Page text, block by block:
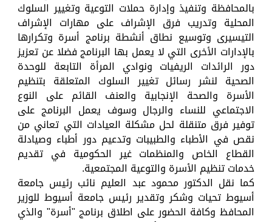
بالمحافظة وتنفيذ وإدارة حملات التوعية وتغيير السلوك
المحلية وتدريب فرق الإشراف على مهارات الإشراف
التيسيرى وتوسيع نطاق أنشطة برنامج أسرة وتكرارها
بالإدارات الأخرى التي لا يعمل بها البرنامج فضلا عن تعزيز
دور الرائدات الريفيات ونوادي المرأة التابعة للوحدة
الصحية لنشر رسائل تغيير السلوك المتعلقة بتنظيم
الأسرة والصحة الإنجابية والعنف القائم على النوع
الاجتماعي للنساء والرجال وسوف يعمل البرنامج على
توفير فرق متنقلة لحل مشكلة العيادات التي تعاني من
نقص في الأطباء والطبيبات وتدعيم دور أطباء وصيادلة
القطاع الخاص والمنظمات غير الحكومية في تقديم
خدمات تنظيم الأسرة والتوعية المجتمعية.
كما نقل الدكتور محمود عبد العليم نائب رئيس جامعة
أسيوط تحيات وشكر وتقدير رئيس جامعة أسيوط للوزير
المحافظ وكافة الحضور على اطلاق برنامج "أسرة" والذي